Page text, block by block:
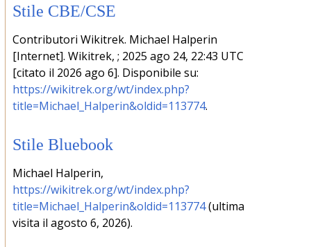
Stile CBE/CSE
Contributori Wikitrek. Michael Halperin
[Internet]. Wikitrek, ; 2025 ago 24, 22:43 UTC
[citato il 2026 ago 6]. Disponibile su:
https://wikitrek.org/wt/index.php?
title=Michael_Halperin&oldid=113774.
Stile Bluebook
Michael Halperin,
https://wikitrek.org/wt/index.php?
title=Michael_Halperin&oldid=113774(ultima
visita il agosto 6, 2026).